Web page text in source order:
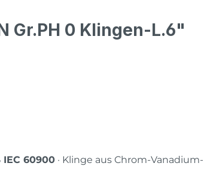
Gr.PH 0 Klingen-L.6"
60900 · Klinge aus Chrom-